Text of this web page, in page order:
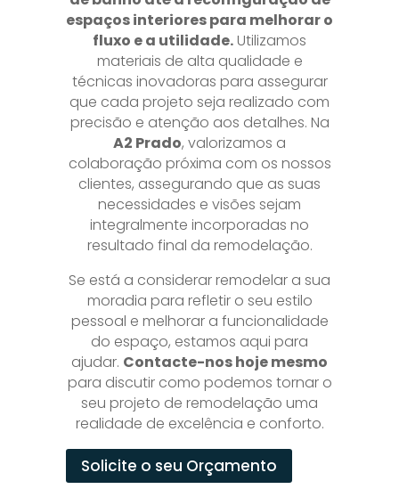
espaços interiores para melhorar o
fluxo e a utilidade.Utilizamos
materiais de alta qualidade e
técnicas inovadoras para assegurar
que cada projeto seja realizado com
precisão e atenção aos detalhes. Na
A2 Prado, valorizamos a
colaboração próxima com os nossos
clientes, assegurando que as suas
necessidades e visões sejam
integralmente incorporadas no
resultado final da remodelação.
Se está a considerar remodelar a sua
moradia para refletir o seu estilo
pessoal e melhorar a funcionalidade
do espaço, estamos aqui para
ajudar. Contacte-nos hoje mesmo
para discutir como podemos tornar o
seu projeto de remodelação uma
realidade de excelência e conforto.
Solicite o seu Orçamento